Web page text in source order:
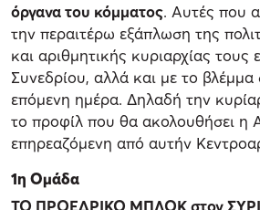
όργανα του κόμματος. Αυτές που
την περαιτέρω εξάπλωση της
και αριθμητικής κυριαρχίας τους
Συνεδρίου, αλλά και με το
επόμενη ημέρα. Δηλαδή την
το προφίλ που θα ακολουθήσει η
επηρεαζόμενη από αυτήν
1η Ομάδα
ΤΟ ΠΡΟΕΔΡΙΚΟ ΜΠΛΟΚ στον